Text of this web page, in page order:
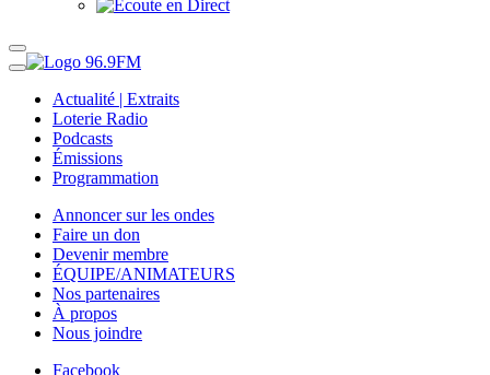
Actualité | Extraits
Loterie Radio
Podcasts
Émissions
Programmation
Annoncer sur les ondes
Faire un don
Devenir membre
ÉQUIPE/ANIMATEURS
Nos partenaires
À propos
Nous joindre
Facebook